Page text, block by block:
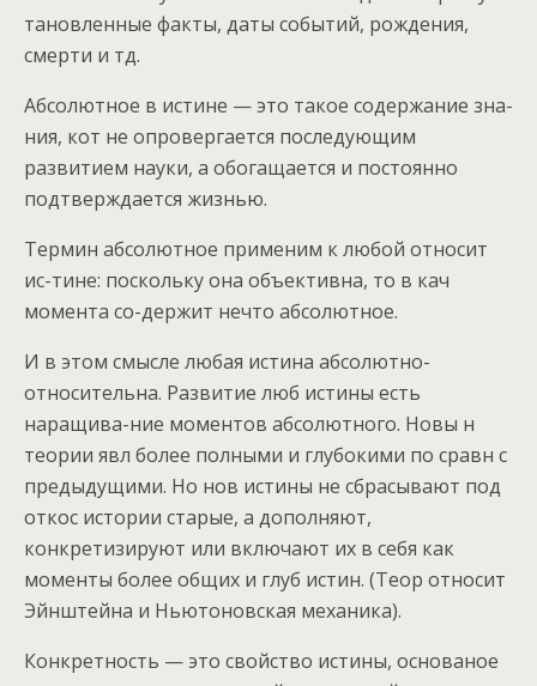
тановленные факты, даты событий, рождения,
смерти и тд.
Абсолютное в истине — это такое содержание зна-
ния, кот не опровергается последующим
развитием науки, а обогащается и постоянно
подтверждается жизнью.
Термин абсолютное применим к любой относит
ис-тине: поскольку она объективна, то в кач
момента со-держит нечто абсолютное.
И в этом смысле любая истина абсолютно-
относительна. Развитие люб истины есть
наращива-ние моментов абсолютного. Новы н
теории явл более полными и глубокими по сравн с
предыдущими. Но нов истины не сбрасывают под
откос истории старые, а дополняют,
конкретизируют или включают их в себя как
моменты более общих и глуб истин. (Теор относит
Эйнштейна и Ньютоновская механика).
Конкретность — это свойство истины, основаное